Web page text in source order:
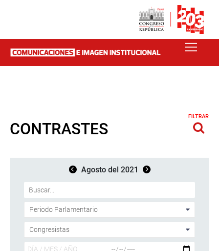
CONTRASTES
FILTRAR
Agosto del 2021